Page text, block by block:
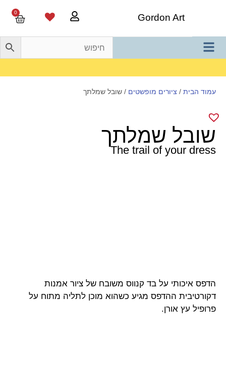
Gordon Art
0
עמוד הבית / ציורים מופשטים / שובל שמלתך
שובל שמלתך
The trail of your dress
הדפס איכותי על בד קנווס משובח של ציור אמנות
דקורטיבית ההדפס מגיע כשהוא מוכן לתליה מתוח על
פרופיל עץ אורן.